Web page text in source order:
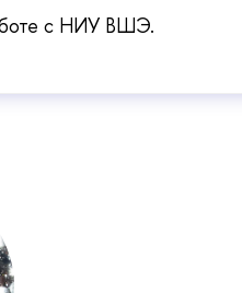
с НИУ ВШЭ.